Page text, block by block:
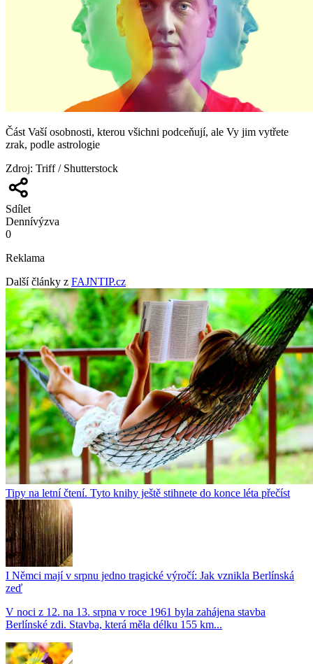
Část Vaší osobnosti, kterou všichni podceňují, ale Vy jim vytřete
zrak, podle astrologie
Zdroj: Triff / Shutterstock
Sdílet
Dennívýzva
0
Reklama
Další články z FAJNTIP.cz
Tipy na letní čtení. Tyto knihy ještě stihnete do konce léta přečíst
I Němci mají v srpnu jedno tragické výročí: Jak vznikla Berlínská
zeď
V noci z 12. na 13. srpna v roce 1961 byla zahájena stavba
Berlínské zdi. Stavba, která měla délku 155 km...